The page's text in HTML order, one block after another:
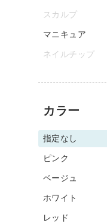
スカルプ
マニキュア
ネイルチップ
カラー
指定なし
ピンク
ベージュ
ホワイト
レッド